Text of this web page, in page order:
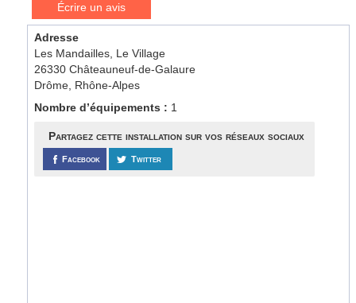
Écrire un avis
Adresse
Les Mandailles, Le Village
26330 Châteauneuf-de-Galaure
Drôme, Rhône-Alpes
Nombre d’équipements : 1
Partagez cette installation sur vos réseaux sociaux
Facebook Twitter